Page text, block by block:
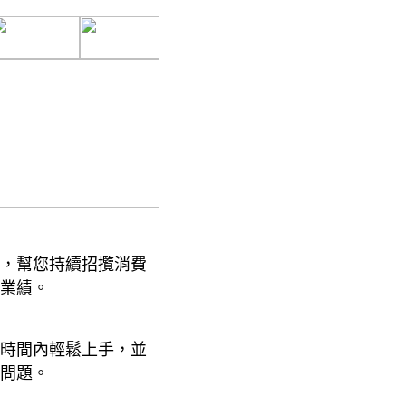
幫您持續招攬消費
績。
間內輕鬆上手，並
題。